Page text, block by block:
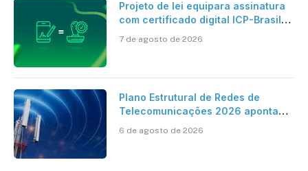
Projeto de lei equipara assinatura
com certificado digital ICP-Brasil
cartório
7 de agosto de 2026
Plano Estrutural de Redes de
Telecomunicações 2026 aponta
mantém desafio
6 de agosto de 2026